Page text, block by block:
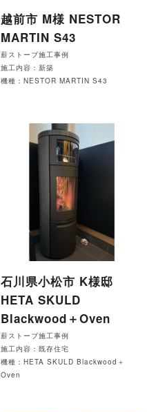
越前市 M様 NESTOR
MARTIN S43
薪ストーブ施工事例
施工内容：新築
機種：NESTOR MARTIN S43
石川県小松市 K様邸
HETA SKULD
Blackwood＋Oven
薪ストーブ施工事例
施工内容：既存住宅
機種：HETA SKULD Blackwood＋
Oven